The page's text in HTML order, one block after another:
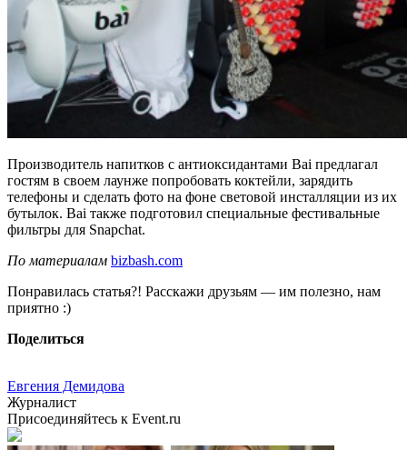
Производитель напитков с антиоксидантами Bai предлагал
гостям в своем лаунже попробовать коктейли, зарядить
телефоны и сделать фото на фоне световой инсталляции из их
бутылок. Bai также подготовил специальные фестивальные
фильтры для Snapchat.
По материалам bizbash.com
Понравилась статья?! Расскажи друзьям — им полезно, нам
приятно :)
Поделиться
Евгения Демидова
Журналист
Присоединяйтесь к Event.ru